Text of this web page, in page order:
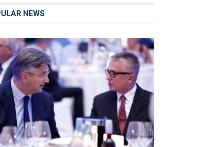
NEWS